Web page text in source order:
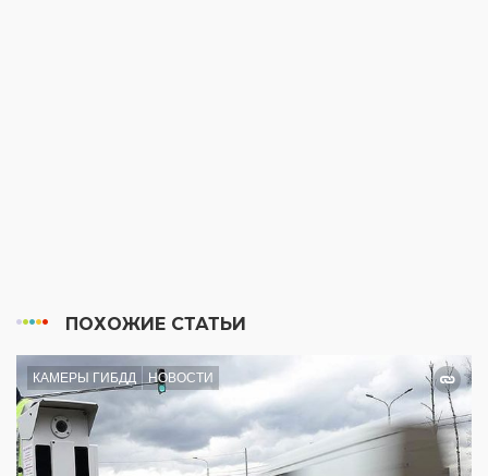
ПОХОЖИЕ СТАТЬИ
КАМЕРЫ ГИБДД НОВОСТИ